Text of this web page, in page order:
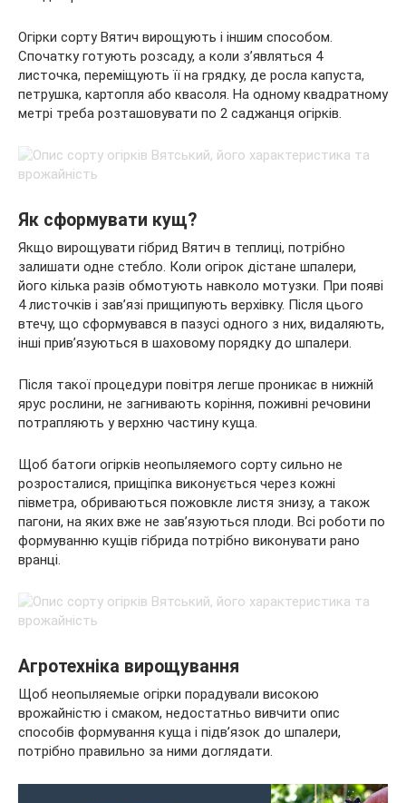
Огірки сорту Вятич вирощують і іншим способом.
Спочатку готують розсаду, а коли з’являться 4
листочка, переміщують її на грядку, де росла капуста,
петрушка, картопля або квасоля. На одному квадратному
метрі треба розташовувати по 2 саджанця огірків.
Як сформувати кущ?
Якщо вирощувати гібрид Вятич в теплиці, потрібно
залишати одне стебло. Коли огірок дістане шпалери,
його кілька разів обмотують навколо мотузки. При появі
4 листочків і зав’язі прищипують верхівку. Після цього
втечу, що сформувався в пазусі одного з них, видаляють,
інші прив’язуються в шаховому порядку до шпалери.
Після такої процедури повітря легше проникає в нижній
ярус рослини, не загнивають коріння, поживні речовини
потрапляють у верхню частину куща.
Щоб батоги огірків неопыляемого сорту сильно не
розросталися, прищіпка виконується через кожні
півметра, обриваються пожовкле листя знизу, а також
пагони, на яких вже не зав’язуються плоди. Всі роботи по
формуванню кущів гібрида потрібно виконувати рано
вранці.
Агротехніка вирощування
Щоб неопыляемые огірки порадували високою
врожайністю і смаком, недостатньо вивчити опис
способів формування куща і підв’язок до шпалери,
потрібно правильно за ними доглядати.